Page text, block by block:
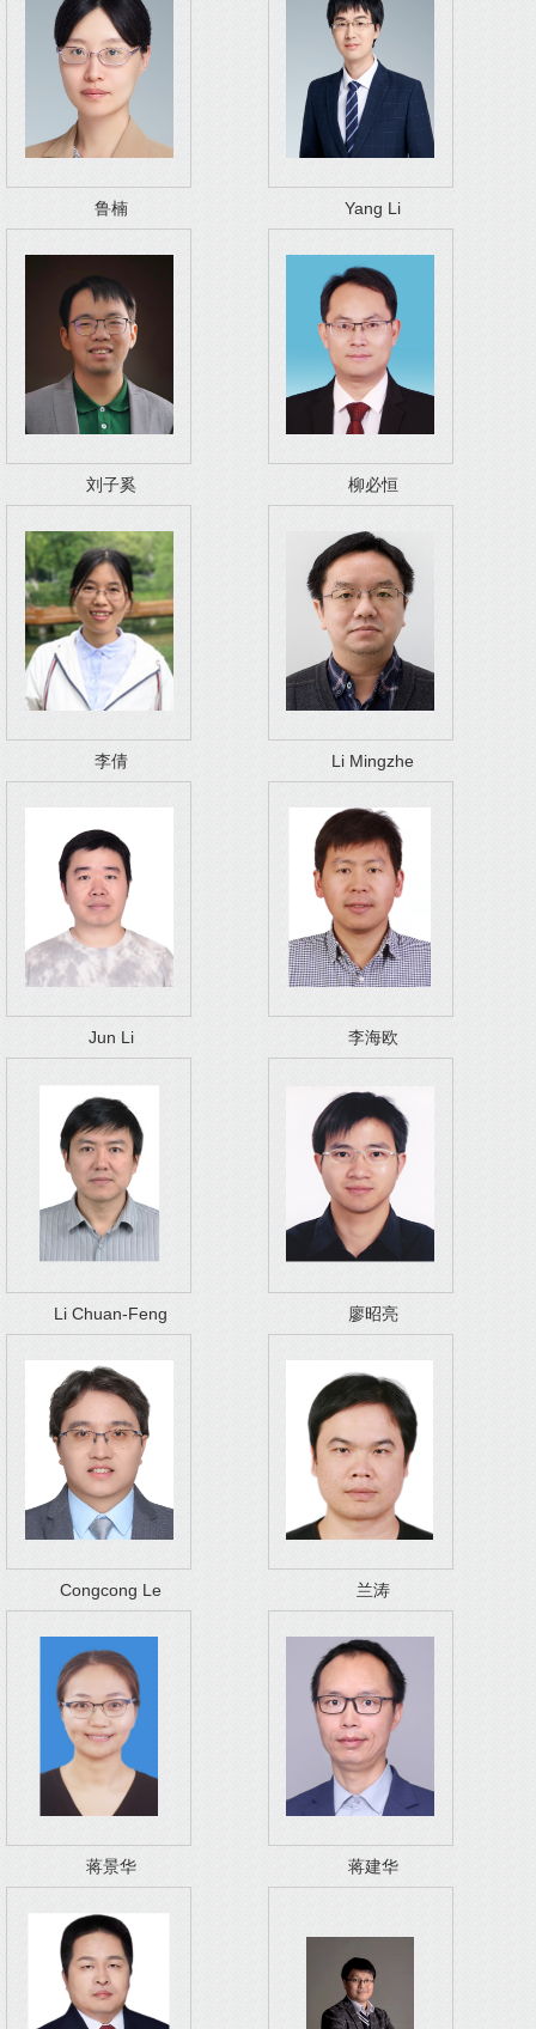
鲁楠 Yang Li
刘子奚 柳必恒
李倩 Li Mingzhe
Jun Li 李海欧
Li Chuan-Feng 廖昭亮
Congcong Le 兰涛
蒋景华 蒋建华